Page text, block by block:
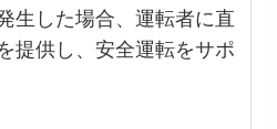
生した場合、運転者に直
提供し、安全運転をサポ